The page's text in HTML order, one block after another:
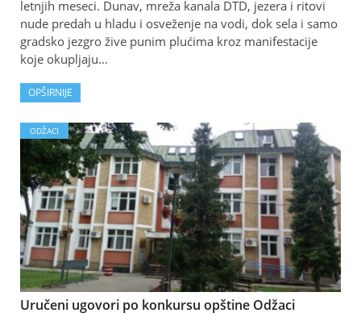
letnjih meseci. Dunav, mreža kanala DTD, jezera i ritovi
nude predah u hladu i osveženje na vodi, dok sela i samo
gradsko jezgro žive punim plućima kroz manifestacije
koje okupljaju…
OPŠIRNIJE
ODŽACI
Uručeni ugovori po konkursu opštine Odžaci